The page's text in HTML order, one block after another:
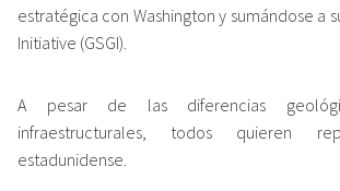
estratégica con Washington y sumándose a
Initiative (GSGI).
A pesar de las diferencias
infraestructurales, todos quieren
estadunidense.